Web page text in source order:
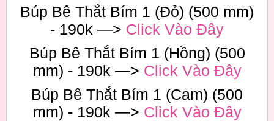
Búp Bê Thắt Bím 1 (Đỏ) (500 mm)
- 190k —> Click Vào Đây
Búp Bê Thắt Bím 1 (Hồng) (500
mm) - 190k —> Click Vào Đây
Búp Bê Thắt Bím 1 (Cam) (500
mm) - 190k —> Click Vào Đây